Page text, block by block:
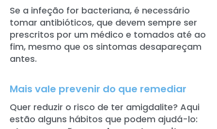
Se a infeção for bacteriana, é necessário
tomar antibióticos, que devem sempre ser
prescritos por um médico e tomados até ao
fim, mesmo que os sintomas desapareçam
antes.
Mais vale prevenir do que remediar
Quer reduzir o risco de ter amigdalite? Aqui
estão alguns hábitos que podem ajudá-lo: